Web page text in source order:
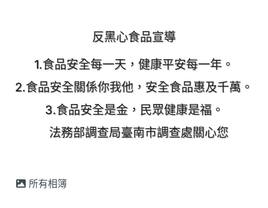
反黑心食品宣導
1.食品安全每一天，健康平安每一年。
2.食品安全關係你我他，安全食品惠及千萬。
3.食品安全是金，民眾健康是福。
法務部調查局臺南市調查處關心您
所有相簿